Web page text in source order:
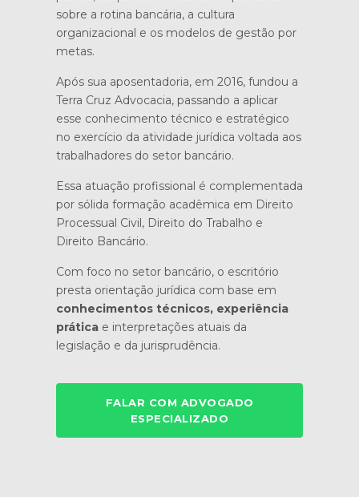
sobre a rotina bancária, a cultura
organizacional e os modelos de gestão por
metas.
Após sua aposentadoria, em 2016, fundou a
Terra Cruz Advocacia, passando a aplicar
esse conhecimento técnico e estratégico
no exercício da atividade jurídica voltada aos
trabalhadores do setor bancário.
Essa atuação profissional é complementada
por sólida formação acadêmica em Direito
Processual Civil, Direito do Trabalho e
Direito Bancário.
Com foco no setor bancário, o escritório
presta orientação jurídica com base em
conhecimentos técnicos, experiência
prática e interpretações atuais da
legislação e da jurisprudência.
FALAR COM ADVOGADO
ESPECIALIZADO